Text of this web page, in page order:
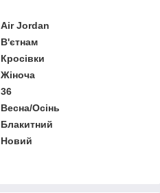
Air Jordan
В'єтнам
Кросівки
Жіноча
36
Весна/Осінь
Блакитний
Новий